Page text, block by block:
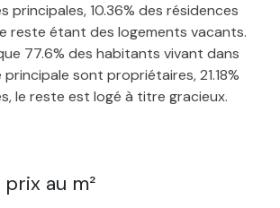
principales, 10.36% des résidences
reste étant des logements vacants.
77.6% des habitants vivant dans
sont propriétaires, 21.18%
le reste est logé à titre gracieux.
au m²